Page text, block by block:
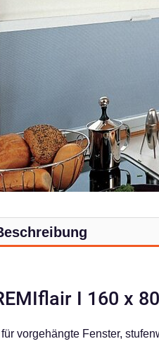
I 160 x
vorgehängte Fenster,